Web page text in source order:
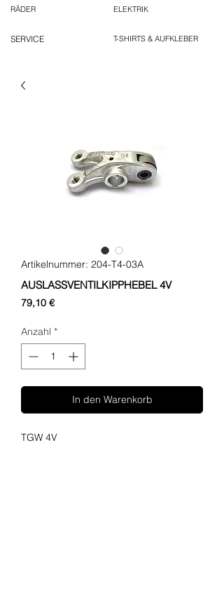
RÄDER
SERVICE
ELEKTRIK
T-SHIRTS & AUFKLEBER
Artikelnummer: 204-T4-03A
AUSLASSVENTILKIPPHEBEL 4V
79,10 €Preis
Anzahl *
In den Warenkorb
TGW 4V